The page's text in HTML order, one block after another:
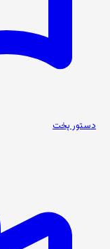
دستور پخت